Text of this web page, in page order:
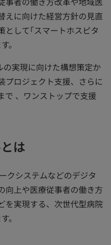
えに向けた経営方針の見直
として｢スマートホスピタ
。
の実現に向けた構想策定か
プロジェクト支援、さらに
で 、ワンストップで支援
は
クシステムなどのデジタ
向上や医療従事者の働き方
を実現する、次世代型病院
。